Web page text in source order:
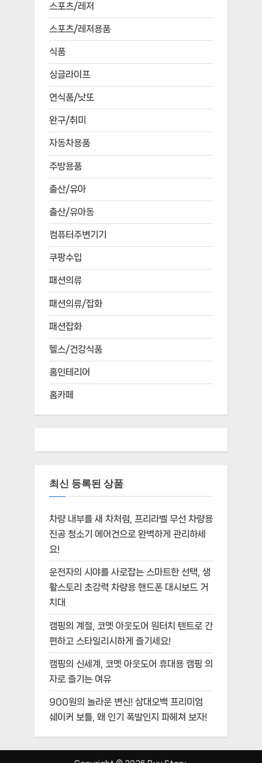
스포츠/레저
스포츠/레저용품
식품
싱글라이프
연식품/낫또
완구/취미
자동차용품
주방용품
출산/유아
출산/유아동
컴퓨터주변기기
쿠팡수입
패션의류
패션의류/잡화
패션잡화
헬스/건강식품
홈인테리어
홈카페
최신 등록된 상품
차량 내부를 새 차처럼, 프리라벨 무선 차량용
진공 청소기 에어건으로 완벽하게 관리하세
요!
운전자의 시야를 사로잡는 스마트한 선택, 생
활스토리 초강력 차량용 핸드폰 대시보드 거
치대
캠핑의 계절, 코멧 아웃도어 원터치 텐트로 간
편하고 스타일리시하게 즐기세요!
캠핑의 신세계, 코멧 아웃도어 휴대용 캠핑 의
자로 즐기는 여유
900원의 놀라운 변신! 삼대오백 프리미엄
쉐이커 보틀, 왜 인기 폭발인지 파헤쳐 보자!